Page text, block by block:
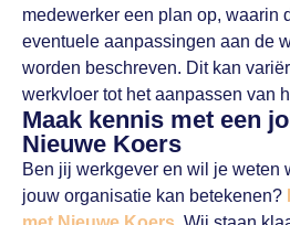
medewerker een plan op, waarin
eventuele aanpassingen aan de
worden beschreven. Dit kan
werkvloer tot het aanpassen van
Maak kennis met een
Nieuwe Koers
Ben jij werkgever en wil je weten
jouw organisatie kan betekenen?